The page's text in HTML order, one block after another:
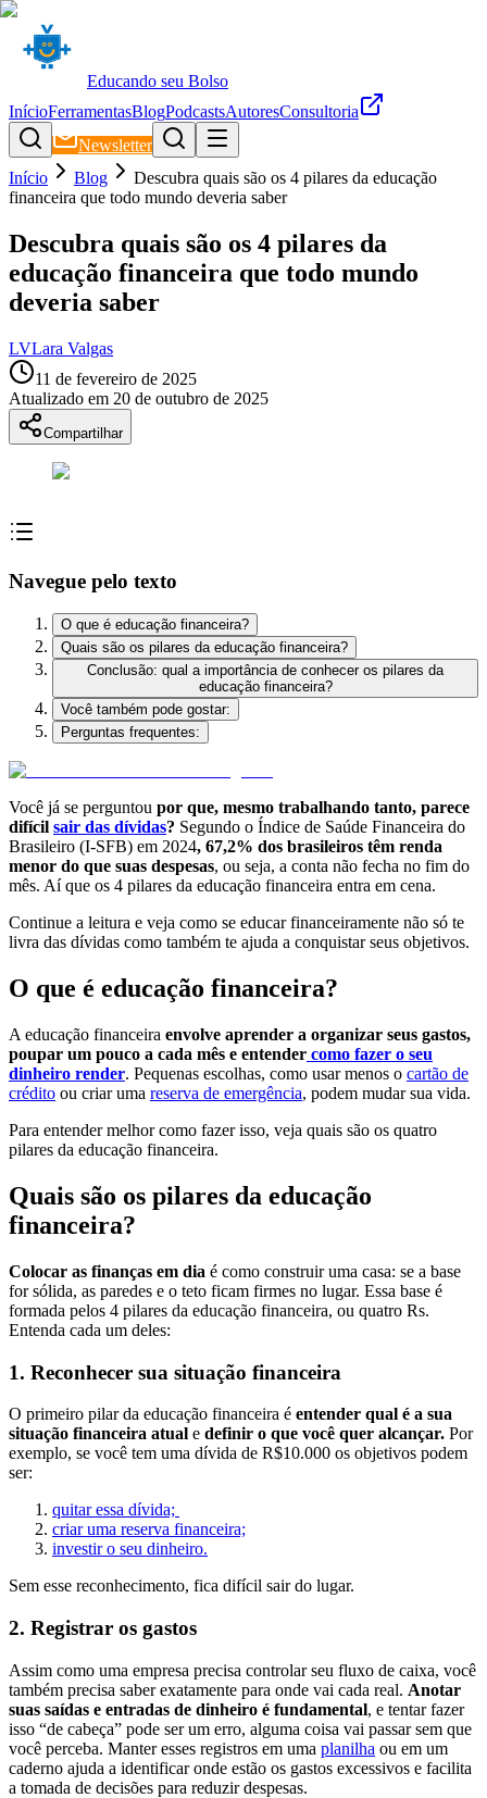
Educando seu Bolso
InícioFerramentasBlogPodcastsAutoresConsultoria
Newsletter
Início
Blog
Descubra quais são os 4 pilares da educação
financeira que todo mundo deveria saber
Descubra quais são os 4 pilares da
educação financeira que todo mundo
deveria saber
LVLara Valgas
11 de fevereiro de 2025
Atualizado em 20 de outubro de 2025
Compartilhar
Navegue pelo texto
O que é educação financeira?
Quais são os pilares da educação financeira?
Conclusão: qual a importância de conhecer os pilares da
educação financeira?
Você também pode gostar:
Perguntas frequentes:
Você já se perguntou por que, mesmo trabalhando tanto, parece
difícil sair das dívidas? Segundo o Índice de Saúde Financeira do
Brasileiro (I-SFB) em 2024, 67,2% dos brasileiros têm renda
menor do que suas despesas, ou seja, a conta não fecha no fim do
mês. Aí que os 4 pilares da educação financeira entra em cena.
Continue a leitura e veja como se educar financeiramente não só te
livra das dívidas como também te ajuda a conquistar seus objetivos.
O que é educação financeira?
A educação financeira envolve aprender a organizar seus gastos,
poupar um pouco a cada mês e entender como fazer o seu
dinheiro render. Pequenas escolhas, como usar menos o cartão de
crédito ou criar uma reserva de emergência, podem mudar sua vida.
Para entender melhor como fazer isso, veja quais são os quatro
pilares da educação financeira.
Quais são os pilares da educação
financeira?
Colocar as finanças em dia é como construir uma casa: se a base
for sólida, as paredes e o teto ficam firmes no lugar. Essa base é
formada pelos 4 pilares da educação financeira, ou quatro Rs.
Entenda cada um deles:
1. Reconhecer sua situação financeira
O primeiro pilar da educação financeira é entender qual é a sua
situação financeira atual e definir o que você quer alcançar. Por
exemplo, se você tem uma dívida de R$10.000 os objetivos podem
ser:
quitar essa dívida;
criar uma reserva financeira;
investir o seu dinheiro.
Sem esse reconhecimento, fica difícil sair do lugar.
2. Registrar os gastos
Assim como uma empresa precisa controlar seu fluxo de caixa, você
também precisa saber exatamente para onde vai cada real. Anotar
suas saídas e entradas de dinheiro é fundamental, e tentar fazer
isso “de cabeça” pode ser um erro, alguma coisa vai passar sem que
você perceba. Manter esses registros em uma planilha ou em um
caderno ajuda a identificar onde estão os gastos excessivos e facilita
a tomada de decisões para reduzir despesas.